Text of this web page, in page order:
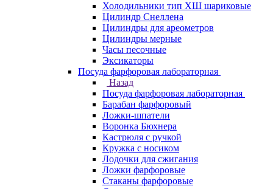
Холодильники тип ХШ шариковые
Цилиндр Снеллена
Цилиндры для ареометров
Цилиндры мерные
Часы песочные
Эксикаторы
Посуда фарфоровая лабораторная
Назад
Посуда фарфоровая лабораторная
Барабан фарфоровый
Ложки-шпатели
Воронка Бюхнера
Кастрюля с ручкой
Кружка с носиком
Лодочки для сжигания
Ложки фарфоровые
Стаканы фарфоровые